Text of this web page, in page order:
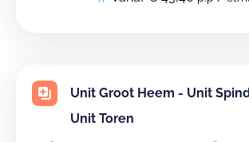
Unit Groot Heem - Unit
Unit Toren